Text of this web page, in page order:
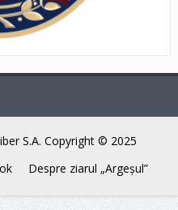
S.A. Copyright © 2025
Despre ziarul „Argeşul”